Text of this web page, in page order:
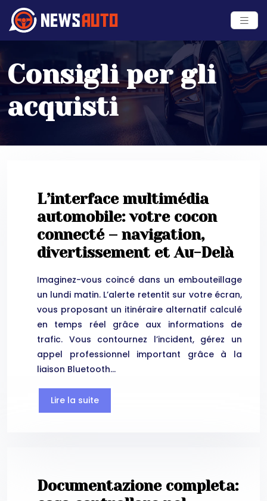
Consigli per gli
acquisti
L’interface multimédia
automobile: votre cocon
connecté – navigation,
divertissement et Au-Delà
Imaginez-vous coincé dans un embouteillage
un lundi matin. L’alerte retentit sur votre écran,
vous proposant un itinéraire alternatif calculé
en temps réel grâce aux informations de
trafic. Vous contournez l’incident, gérez un
appel professionnel important grâce à la
liaison Bluetooth…
Lire la suite
Documentazione completa: